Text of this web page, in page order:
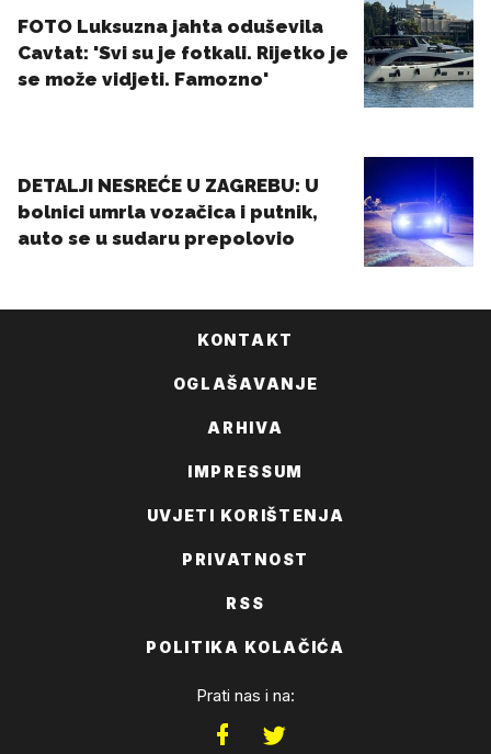
KONTAKT
OGLAŠAVANJE
ARHIVA
IMPRESSUM
UVJETI KORIŠTENJA
PRIVATNOST
RSS
POLITIKA KOLAČIĆA
Prati nas i na: